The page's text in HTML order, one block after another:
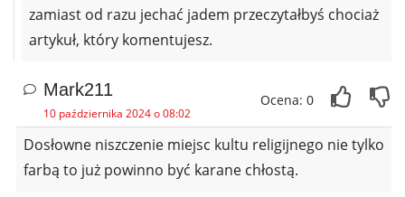
zamiast od razu jechać jadem przeczytałbyś chociaż
artykuł, który komentujesz.
Mark211
10 października 2024 o 08:02
Ocena: 0
Dosłowne niszczenie miejsc kultu religijnego nie tylko
farbą to już powinno być karane chłostą.